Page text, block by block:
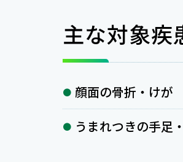
主な対象疾
顔面の骨折・けが
うまれつきの手足